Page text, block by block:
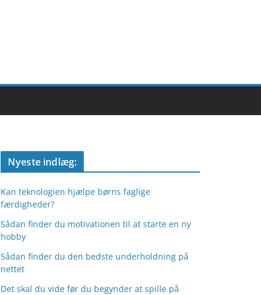
Nyeste indlæg:
Kan teknologien hjælpe børns faglige
færdigheder?
Sådan finder du motivationen til at starte en ny
hobby
Sådan finder du den bedste underholdning på
nettet
Det skal du vide før du begynder at spille på